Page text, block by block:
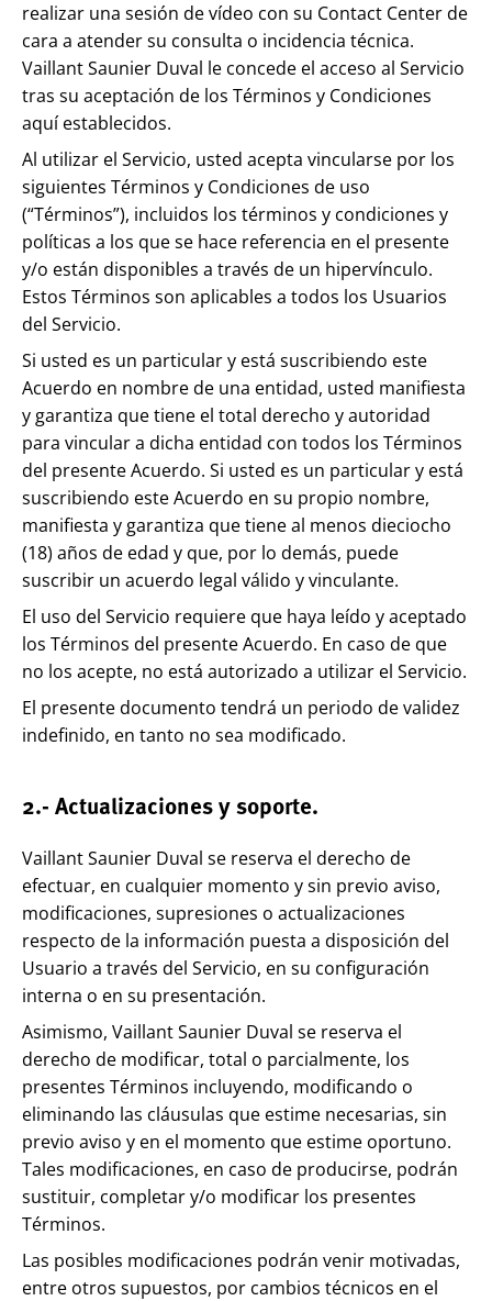
realizar una sesión de vídeo con su Contact Center de
cara a atender su consulta o incidencia técnica.
Vaillant Saunier Duval le concede el acceso al Servicio
tras su aceptación de los Términos y Condiciones
aquí establecidos.
Al utilizar el Servicio, usted acepta vincularse por los
siguientes Términos y Condiciones de uso
(“Términos”), incluidos los términos y condiciones y
políticas a los que se hace referencia en el presente
y/o están disponibles a través de un hipervínculo.
Estos Términos son aplicables a todos los Usuarios
del Servicio.
Si usted es un particular y está suscribiendo este
Acuerdo en nombre de una entidad, usted manifiesta
y garantiza que tiene el total derecho y autoridad
para vincular a dicha entidad con todos los Términos
del presente Acuerdo. Si usted es un particular y está
suscribiendo este Acuerdo en su propio nombre,
manifiesta y garantiza que tiene al menos dieciocho
(18) años de edad y que, por lo demás, puede
suscribir un acuerdo legal válido y vinculante.
El uso del Servicio requiere que haya leído y aceptado
los Términos del presente Acuerdo. En caso de que
no los acepte, no está autorizado a utilizar el Servicio.
El presente documento tendrá un periodo de validez
indefinido, en tanto no sea modificado.
2.- Actualizaciones y soporte.
Vaillant Saunier Duval se reserva el derecho de
efectuar, en cualquier momento y sin previo aviso,
modificaciones, supresiones o actualizaciones
respecto de la información puesta a disposición del
Usuario a través del Servicio, en su configuración
interna o en su presentación.
Asimismo, Vaillant Saunier Duval se reserva el
derecho de modificar, total o parcialmente, los
presentes Términos incluyendo, modificando o
eliminando las cláusulas que estime necesarias, sin
previo aviso y en el momento que estime oportuno.
Tales modificaciones, en caso de producirse, podrán
sustituir, completar y/o modificar los presentes
Términos.
Las posibles modificaciones podrán venir motivadas,
entre otros supuestos, por cambios técnicos en el